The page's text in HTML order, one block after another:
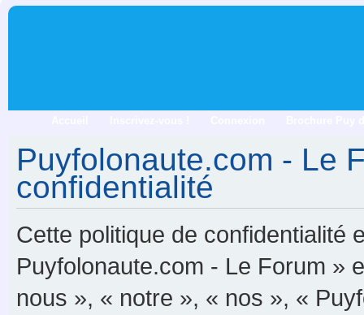
Puyfolonaute.com - Le
confidentialité
Cette politique de confidentialité
Puyfolonaute.com - Le Forum »
nous », « notre », « nos », «